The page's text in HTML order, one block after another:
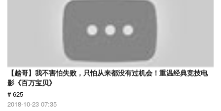
【越哥】我不害怕失败，只怕从来都没有过机会！重温经典竞技电
影《百万宝贝》
# 625
2018-10-23 07:35